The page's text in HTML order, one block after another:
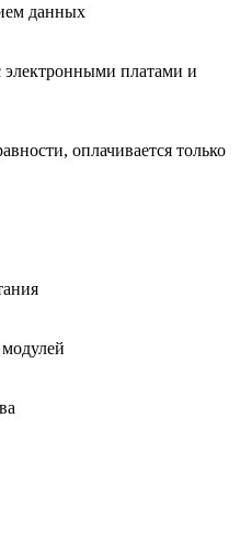
данных
платами и
оплачивается только